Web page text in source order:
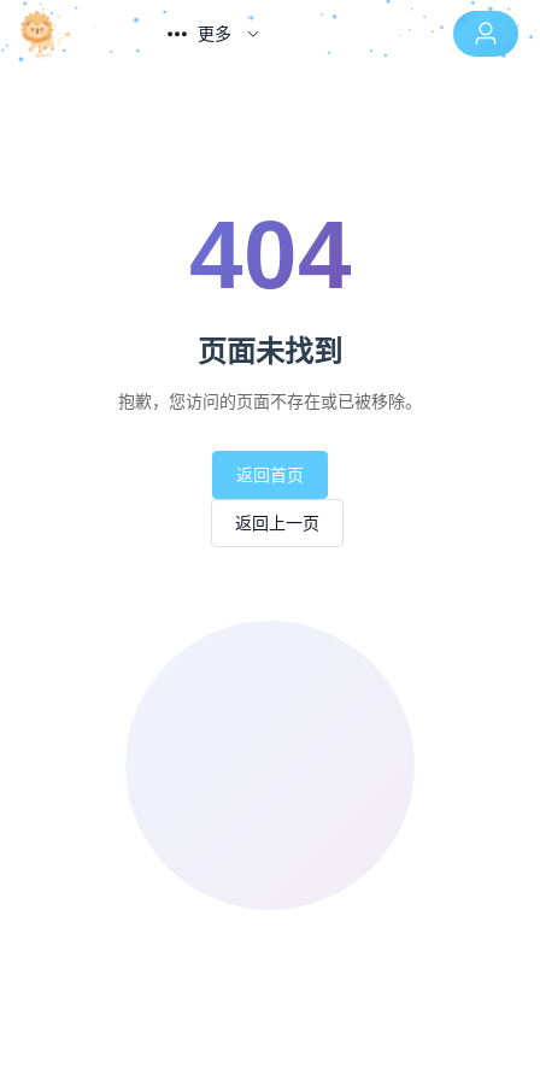
更多
404
页面未找到
抱歉，您访问的页面不存在或已被移除。
返回首页
返回上一页